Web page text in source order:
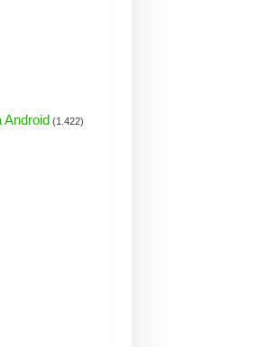
Android (1.422)